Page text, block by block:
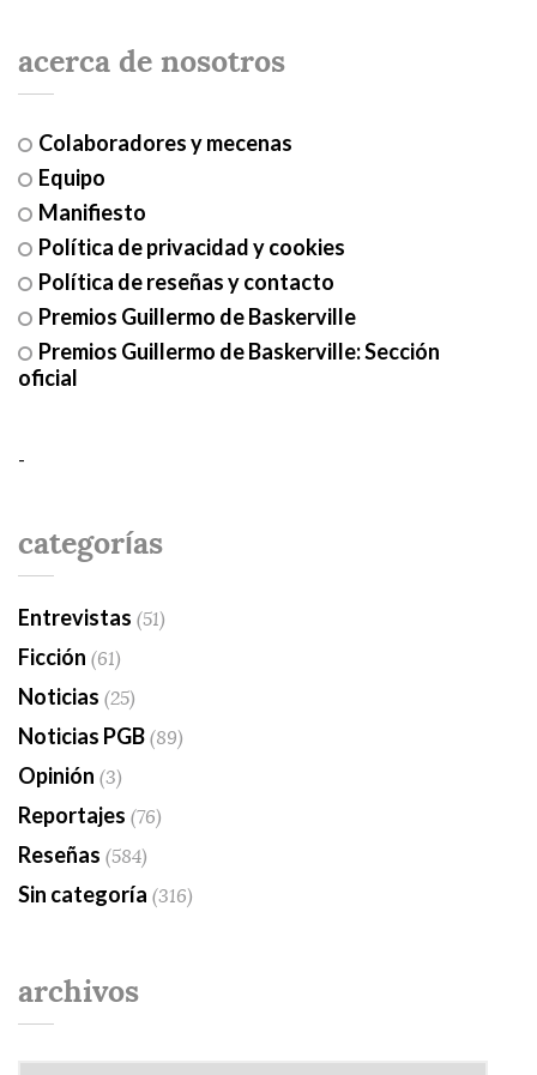
acerca de nosotros
Colaboradores y mecenas
Equipo
Manifiesto
Política de privacidad y cookies
Política de reseñas y contacto
Premios Guillermo de Baskerville
Premios Guillermo de Baskerville: Sección
oficial
-
categorías
Entrevistas (51)
Ficción (61)
Noticias (25)
Noticias PGB(89)
Opinión (3)
Reportajes (76)
Reseñas (584)
Sin categoría (316)
archivos